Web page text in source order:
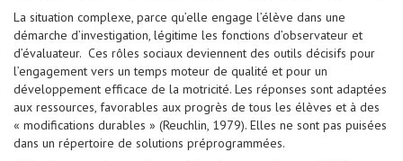
La situation complexe, parce qu’elle engage l’élève dans une
démarche d’investigation, légitime les fonctions d’observateur et
d’évaluateur. Ces rôles sociaux deviennent des outils décisifs pour
l’engagement vers un temps moteur de qualité et pour un
développement efficace de la motricité. Les réponses sont adaptées
aux ressources, favorables aux progrès de tous les élèves et à des
« modifications durables » (Reuchlin, 1979). Elles ne sont pas puisées
dans un répertoire de solutions préprogrammées.